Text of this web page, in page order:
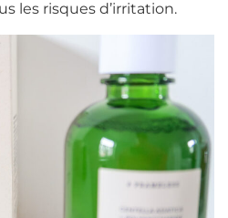
les risques d’irritation.